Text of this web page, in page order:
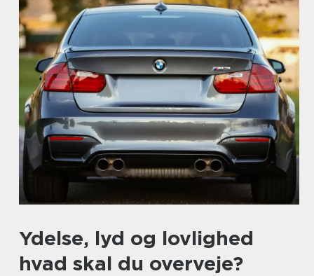
Ydelse, lyd og lovlighed
hvad skal du overveje?